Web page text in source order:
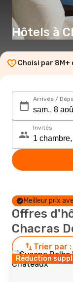
Hôtels à
Choisi par 8M+
Arrivée /
Invités
Meilleur prix
Offres
Chacras
Trier par :
Réduction